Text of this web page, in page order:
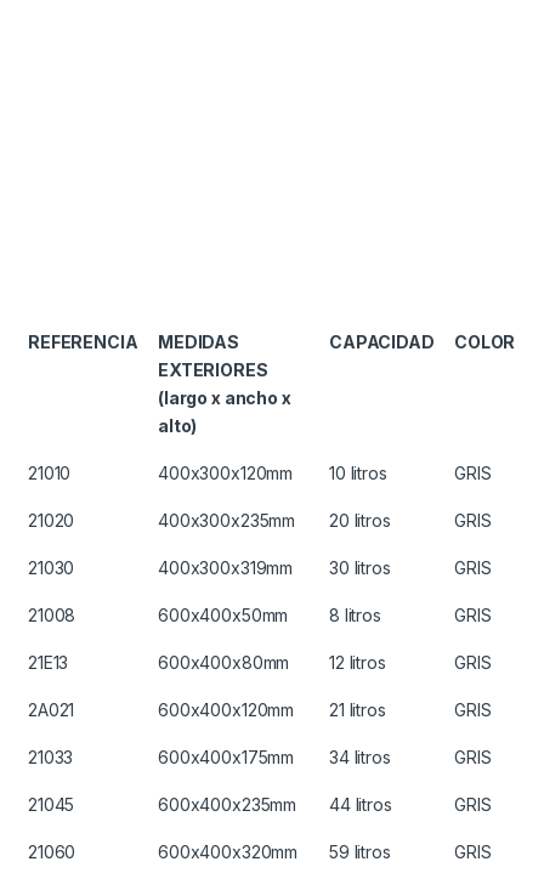
REFERENCIA
MEDIDAS
EXTERIORES
(largo x ancho x
alto)
CAPACIDAD COLOR
21010 400x300x120mm 10 litros GRIS
21020 400x300x235mm 20 litros GRIS
21030 400x300x319mm 30 litros GRIS
21008 600x400x50mm 8 litros GRIS
21E13 600x400x80mm 12 litros GRIS
2A021 600x400x120mm 21 litros GRIS
21033 600x400x175mm 34 litros GRIS
21045 600x400x235mm 44 litros GRIS
21060 600x400x320mm 59 litros GRIS